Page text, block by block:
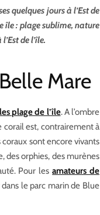
quelques jours à l’Est de
île : plage sublime, nature
de l’île.
Mare
plage de l’île. A l’ombre
corail est, contrairement à
sont encore vivants
des orphies, des murènes
Pour lesamateurs de
le parc marin de Blue